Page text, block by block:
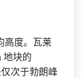
高度。瓦莱
地块的
次于勃朗峰